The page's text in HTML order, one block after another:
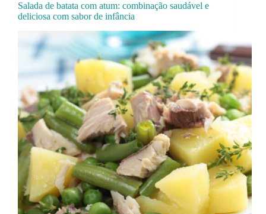
Salada de batata com atum: combinação saudável e
deliciosa com sabor de infância